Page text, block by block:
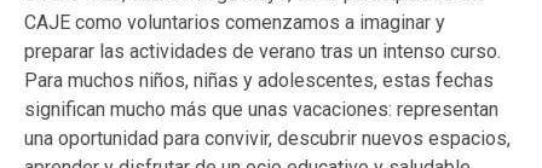
CAJE como voluntarios comenzamos a imaginar y
preparar las actividades de verano tras un intenso curso.
Para muchos niños, niñas y adolescentes, estas fechas
significan mucho más que unas vacaciones: representan
una oportunidad para convivir, descubrir nuevos espacios,